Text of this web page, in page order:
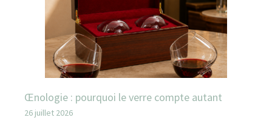
Œnologie : pourquoi le verre compte autant
26 juillet 2026